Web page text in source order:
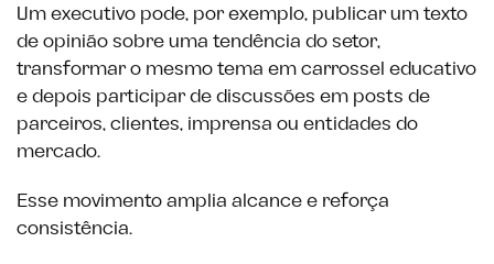
Um executivo pode, por exemplo, publicar um texto
de opinião sobre uma tendência do setor,
transformar o mesmo tema em carrossel educativo
e depois participar de discussões em posts de
parceiros, clientes, imprensa ou entidades do
mercado.
Esse movimento amplia alcance e reforça
consistência.